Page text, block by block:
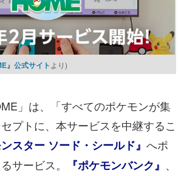
』公式サイト より)
」は、「すべてのポケモンが集
プトに、本サービスを中継するこ
スター ソード・シールド』 へポ
サービス。
『ポケモンバンク』 、